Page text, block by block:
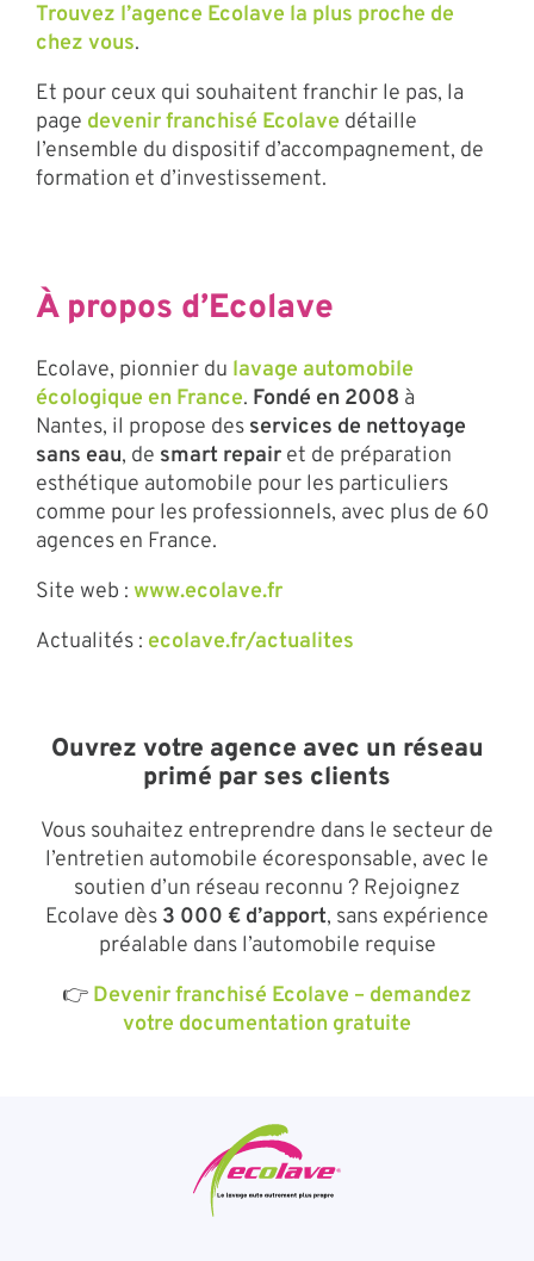
Trouvez l’agence Ecolave la plus proche de
chez vous.
Et pour ceux qui souhaitent franchir le pas, la
page devenir franchisé Ecolave détaille
l’ensemble du dispositif d’accompagnement, de
formation et d’investissement.
À propos d’Ecolave
Ecolave, pionnier du lavage automobile
écologique en France. Fondé en 2008 à
Nantes, il propose des services de nettoyage
sans eau, de smart repair et de préparation
esthétique automobile pour les particuliers
comme pour les professionnels, avec plus de 60
agences en France.
Site web : www.ecolave.fr
Actualités : ecolave.fr/actualites
Ouvrez votre agence avec un réseau
primé par ses clients
Vous souhaitez entreprendre dans le secteur de
l’entretien automobile écoresponsable, avec le
soutien d’un réseau reconnu ? Rejoignez
Ecolave dès 3 000 € d’apport, sans expérience
préalable dans l’automobile requise
👉 Devenir franchisé Ecolave – demandez
votre documentation gratuite